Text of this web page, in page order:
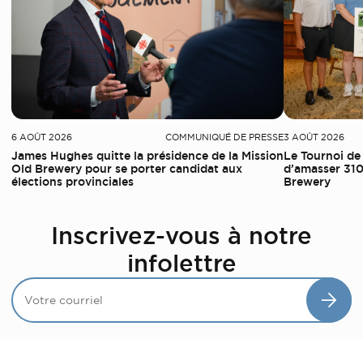
6 AOÛT 2026 COMMUNIQUÉ DE PRESSE
James Hughes quitte la présidence de la Mission
Old Brewery pour se porter candidat aux
élections provinciales
3 AOÛT 2026
Le Tournoi
d’amasser
Brewery
Inscrivez-vous à notre
infolettre